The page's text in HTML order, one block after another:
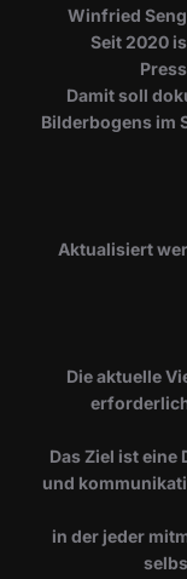
Winfried
Seit 2020
Damit soll
Bilderbogens im
​Aktualisiert
Die aktuelle
Das Ziel ist
und
in der jeder